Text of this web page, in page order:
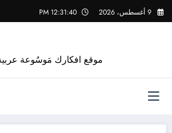
التجاوز
إلى
9 أغسطس، 2026 12:31:41 PM
موقع افكارك مَوسُوعة